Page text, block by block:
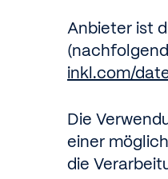
Anbieter ist
inkl.com/
Die
einer
die